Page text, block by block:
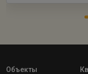
Объекты